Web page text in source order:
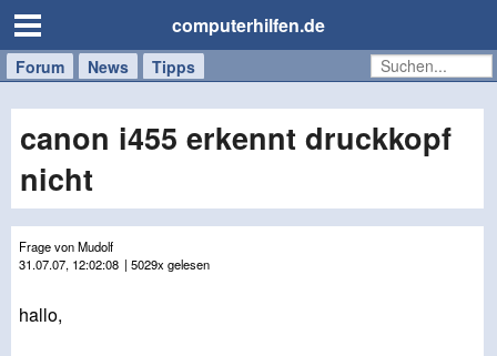
computerhilfen.de
Forum News Tipps
Handy
Tablet
Windows
Mac
canon i455 erkennt druckkopf
nicht
Frage von Mudolf
31.07.07, 12:02:08 | 5029x gelesen
hallo,